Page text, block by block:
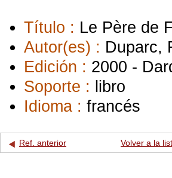
Título : Le Père de
Autor(es) : Duparc,
Edición : 2000 -
Soporte : libro
Idioma : francés
Ref. anterior Volver a la